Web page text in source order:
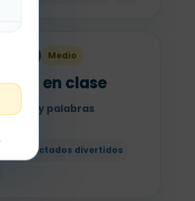
Medio
en clase
y palabras
Dictados divertidos